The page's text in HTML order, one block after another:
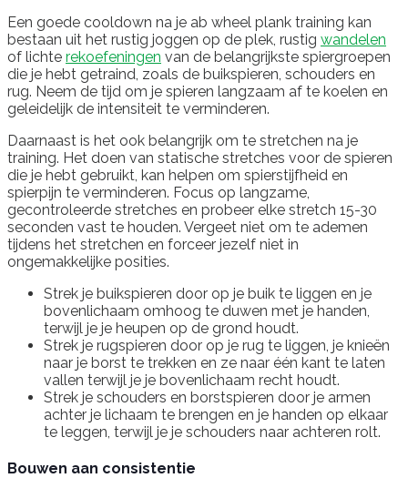
Een goede cooldown na je ab wheel plank training kan
bestaan uit het rustig joggen op de plek, rustig wandelen
of lichte rekoefeningen van de belangrijkste spiergroepen
die je hebt getraind, zoals de buikspieren, schouders en
rug. Neem de tijd om je spieren langzaam af te koelen en
geleidelijk de intensiteit te verminderen.
Daarnaast is het ook belangrijk om te stretchen na je
training. Het doen van statische stretches voor de spieren
die je hebt gebruikt, kan helpen om spierstijfheid en
spierpijn te verminderen. Focus op langzame,
gecontroleerde stretches en probeer elke stretch 15-30
seconden vast te houden. Vergeet niet om te ademen
tijdens het stretchen en forceer jezelf niet in
ongemakkelijke posities.
Strek je buikspieren door op je buik te liggen en je
bovenlichaam omhoog te duwen met je handen,
terwijl je je heupen op de grond houdt.
Strek je rugspieren door op je rug te liggen, je knieën
naar je borst te trekken en ze naar één kant te laten
vallen terwijl je je bovenlichaam recht houdt.
Strek je schouders en borstspieren door je armen
achter je lichaam te brengen en je handen op elkaar
te leggen, terwijl je je schouders naar achteren rolt.
Bouwen aan consistentie